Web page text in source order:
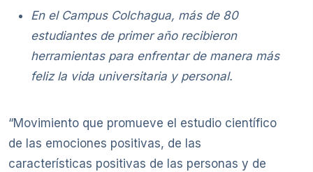
En el Campus Colchagua, más de 80
estudiantes de primer año recibieron
herramientas para enfrentar de manera más
feliz la vida universitaria y personal.
“Movimiento que promueve el estudio científico
de las emociones positivas, de las
características positivas de las personas y de